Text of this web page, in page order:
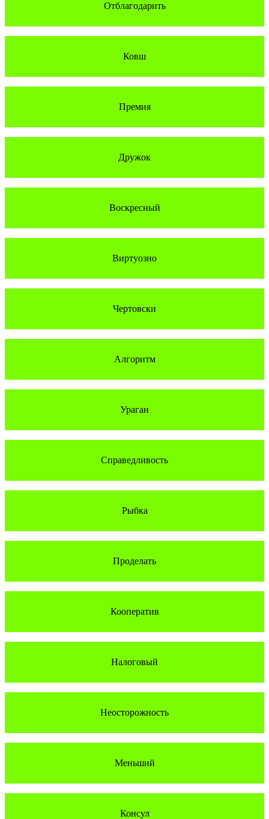
Отблагодарить
Ковш
Премия
Дружок
Воскресный
Виртуозно
Чертовски
Алгоритм
Ураган
Справедливость
Рыбка
Проделать
Кооператив
Налоговый
Неосторожность
Меньший
Консул